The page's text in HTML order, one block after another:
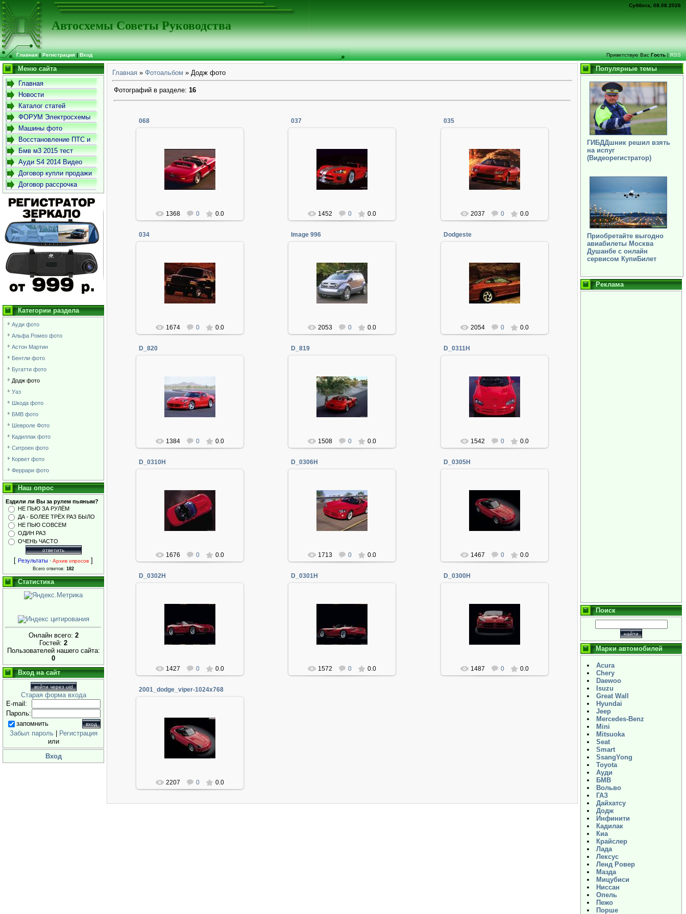
Суббота, 08.08.2026
Автосхемы Советы Руководства
Главная|Регистрация|Вход Приветствую Вас Гость|RSS
Меню сайта
Главная
Новости
Каталог статей
ФОРУМ Электросхемы
-Советы- Руководства
Машины фото
Восстановление ПТС и
СТСБмв м3 2015 тест
драйвАуди S4 2014 Видео
Договор купли продажи
автомобиля
Договор рассрочка
Категории раздела
Ауди фото
Альфа Ромео фото
Астон Мартин
Бентли фото
Бугатти фото
Додж фото
Уаз
Шкода фото
БМВ фото
Шевроле Фото
Кадиллак фото
Ситроен фото
Корвет фото
Феррари фото
Наш опрос
Ездили ли Вы за рулем пьяным?
НЕ ПЬЮ ЗА РУЛЁМ
ДА - БОЛЕЕ ТРЁХ РАЗ БЫЛО
НЕ ПЬЮ СОВСЕМ
ОДИН РАЗ
ОЧЕНЬ ЧАСТО
[ Результаты · Архив опросов ]
Всего ответов: 182
Статистика
Онлайн всего: 2
Гостей: 2
Пользователей нашего сайта:
0
Вход на сайт
войти через uid
Старая форма входа
E-mail:
Пароль:
запомнить
Забыл пароль
Регистрация
или
Вход
Главная » Фотоальбом » Додж фото
Фотографий в разделе: 16
068
06.01.2014
Админ
1368 0 0.0
037
06.01.2014
Админ
1452 0 0.0
035
06.01.2014
Админ
2037 0 0.0
034
06.01.2014
Админ
1674 0 0.0
Image 996
06.01.2014
Админ
2053 0 0.0
Dodgeste
06.01.2014
Админ
2054 0 0.0
D_820
06.01.2014
Админ
1384 0 0.0
D_819
06.01.2014
Админ
1508 0 0.0
D_0311H
06.01.2014
Админ
1542 0 0.0
D_0310H
06.01.2014
Админ
1676 0 0.0
D_0306H
06.01.2014
Админ
1713 0 0.0
D_0305H
06.01.2014
Админ
1467 0 0.0
D_0302H
Админ
1427 0 0.0
D_0301H
Админ
1572 0 0.0
D_0300H
06.01.2014
Админ
1487 0 0.0
2001_dodge_viper-1024x768
06.01.2014
Админ
2207 0 0.0
Популярные темы
ГИБДДшник решил взять
на испуг
(Видеорегистратор)
Приобретайте выгодно
авиабилеты Москва
Душанбе с онлайн
сервисом КупиБилет
Реклама
Поиск
Марки автомобилей
Acura
Chery
Daewoo
Isuzu
Great Wall
Hyundai
Jeep
Mercedes-Benz
Mini
Mitsuoka
Seat
Smart
SsangYong
Toyota
Ауди
БМВ
Вольво
ГАЗ
Дайхатсу
Додж
Инфинити
Кадилак
Киа
Крайслер
Лада
Лексус
Ленд Ровер
Мазда
Мицубиси
Ниссан
Опель
Пежо
Порше